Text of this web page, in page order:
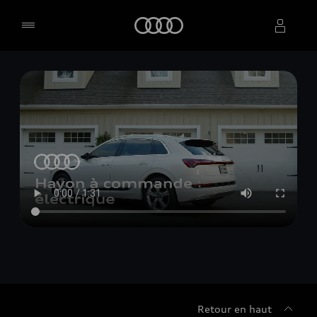
Sélectionner un concessionnaire
Retour en haut